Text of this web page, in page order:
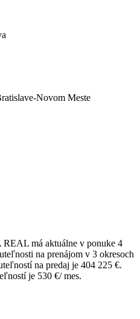
Novom Meste
REAL má aktuálne v ponuke 4
na prenájom v 3 okresoch
na predaj je 404 225 €.
je 530 €/ mes.